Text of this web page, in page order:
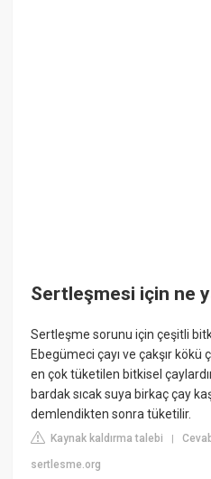
Sertleşmesi için ne
Sertleşme sorunu için çeşitli
Ebegümeci çayı ve çakşır
en çok tüketilen bitkisel
bardak sıcak suya birkaç çay
demlendikten sonra tüketilir.
Kaynak kaldırma talebi |
sertlesme.org